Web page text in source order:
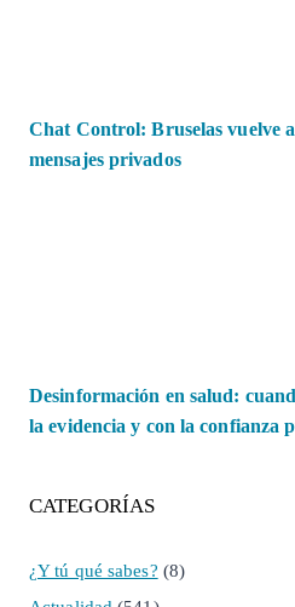
Chat Control: Bruselas vuelve
mensajes privados
Desinformación en salud:
la evidencia y con la confianza
CATEGORÍAS
¿Y tú qué sabes? (8)